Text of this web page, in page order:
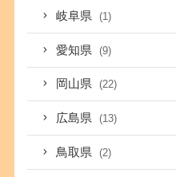
岐阜県 (1)
愛知県 (9)
岡山県 (22)
広島県 (13)
鳥取県 (2)